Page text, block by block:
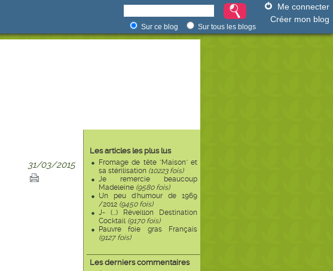
Me connecter
Créer mon blog
Sur ce blog Sur tous les blogs
Les articles les plus lus
Fromage de tête "Maison" et
sa stérilisation (10223 fois)
Je remercie beaucoup
Madeleine (9580 fois)
Un peu d'humour de 1969
/2012 (9450 fois)
J- (...) Réveillon Destination
Cocktail (9170 fois)
Pauvre foie gras Français
(9127 fois)
Les derniers commentaires
31/03/2015